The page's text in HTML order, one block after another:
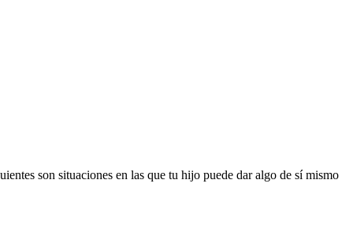
son situaciones en las que tu hijo puede dar algo de sí mismo